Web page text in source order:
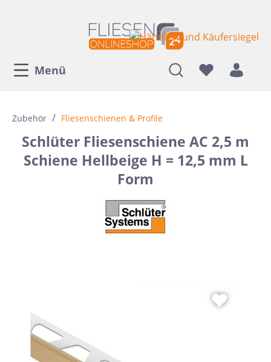
Menü
Zubehör / Fliesenschienen & Profile
Schlüter Fliesenschiene AC 2,5 m
Schiene Hellbeige H = 12,5 mm L
Form